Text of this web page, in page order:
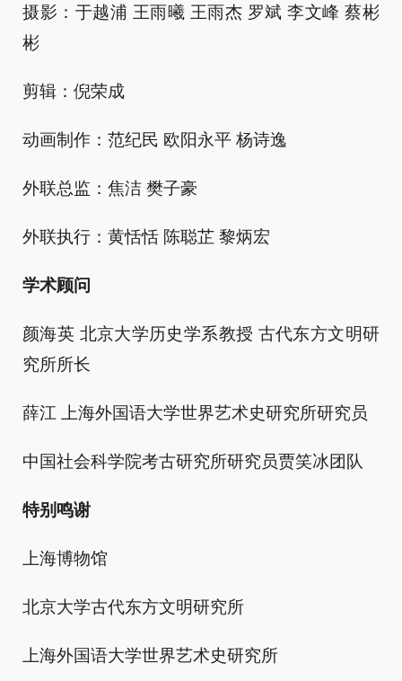
摄影：于越浦 王雨曦 王雨杰 罗斌 李文峰 蔡彬
彬
剪辑：倪荣成
动画制作：范纪民 欧阳永平 杨诗逸
外联总监：焦洁 樊子豪
外联执行：黄恬恬 陈聪芷 黎炳宏
学术顾问
颜海英 北京大学历史学系教授 古代东方文明研
究所所长
薛江 上海外国语大学世界艺术史研究所研究员
中国社会科学院考古研究所研究员贾笑冰团队
特别鸣谢
上海博物馆
北京大学古代东方文明研究所
上海外国语大学世界艺术史研究所